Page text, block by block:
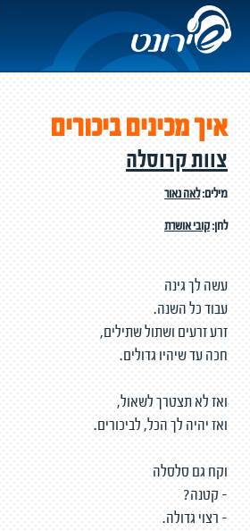
איך מכינים ביכורים
צוות קרוסלה
מילים:לאה נאור
לחן:קובי אושרת
עשה לך גינה
עבוד כל השנה.
זרע זרעים ושתול שתילים,
חכה עד שיהיו גדולים.
ואז לא תצטרך לשאול,
ואז יהיה לך הכל, לביכורים.
וקח גם סלסלה
- קטנה?
- רצוי גדולה.